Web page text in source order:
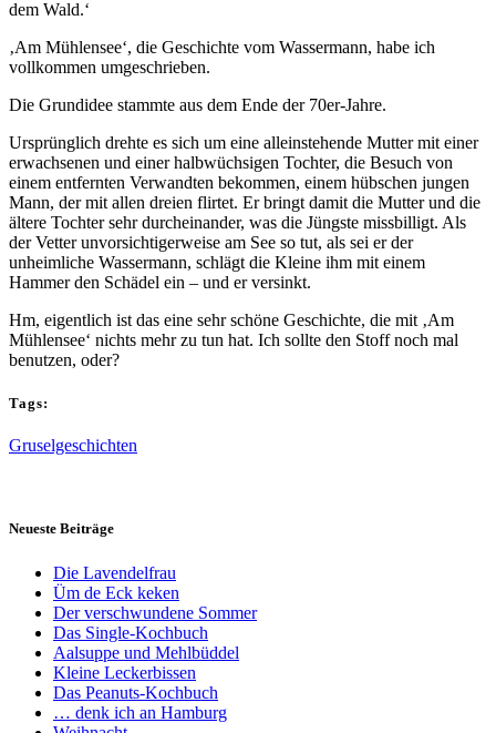
dem Wald.‘
‚Am Mühlensee‘, die Geschichte vom Wassermann, habe ich
vollkommen umgeschrieben.
Die Grundidee stammte aus dem Ende der 70er-Jahre.
Ursprünglich drehte es sich um eine alleinstehende Mutter mit einer
erwachsenen und einer halbwüchsigen Tochter, die Besuch von
einem entfernten Verwandten bekommen, einem hübschen jungen
Mann, der mit allen dreien flirtet. Er bringt damit die Mutter und die
ältere Tochter sehr durcheinander, was die Jüngste missbilligt. Als
der Vetter unvorsichtigerweise am See so tut, als sei er der
unheimliche Wassermann, schlägt die Kleine ihm mit einem
Hammer den Schädel ein – und er versinkt.
Hm, eigentlich ist das eine sehr schöne Geschichte, die mit ‚Am
Mühlensee‘ nichts mehr zu tun hat. Ich sollte den Stoff noch mal
benutzen, oder?
Tags:
Gruselgeschichten
Neueste Beiträge
Die Lavendelfrau
Üm de Eck keken
Der verschwundene Sommer
Das Single-Kochbuch
Aalsuppe und Mehlbüddel
Kleine Leckerbissen
Das Peanuts-Kochbuch
… denk ich an Hamburg